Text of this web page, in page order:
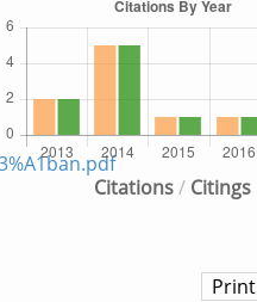
Citations/ Citings
Print